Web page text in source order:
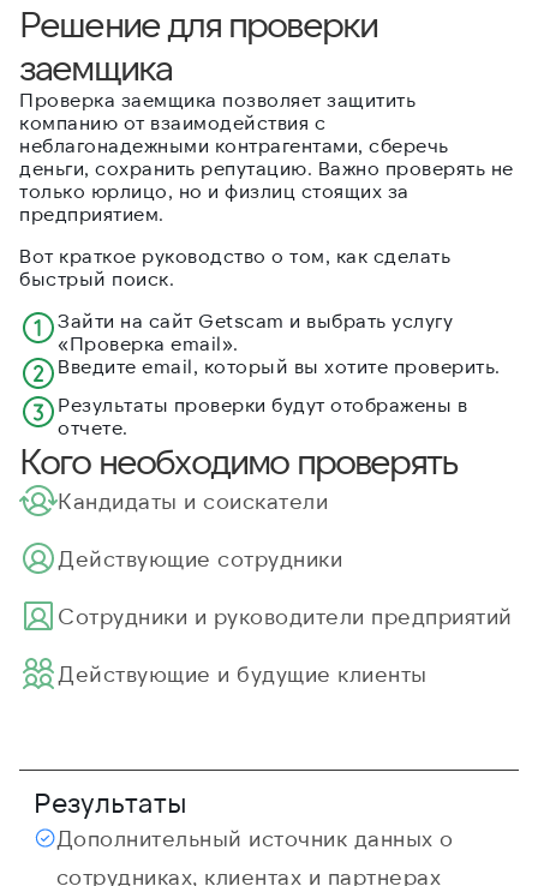
Решение для проверки
заемщика
Проверка заемщика позволяет защитить
компанию от взаимодействия с
неблагонадежными контрагентами, сберечь
деньги, сохранить репутацию. Важно проверять не
только юрлицо, но и физлиц стоящих за
предприятием.
Вот краткое руководство о том, как сделать
быстрый поиск.
Зайти на сайт Getscam и выбрать услугу
«Проверка email».
Введите email, который вы хотите проверить.
Результаты проверки будут отображены в
отчете.
Кого необходимо проверять
Кандидаты и соискатели
Действующие сотрудники
Cотрудники и руководители предприятий
Действующие и будущие клиенты
Результаты
Дополнительный источник данных о
сотрудниках, клиентах и партнерах